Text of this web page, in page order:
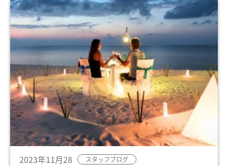
2023年11月28 スタッフブログ